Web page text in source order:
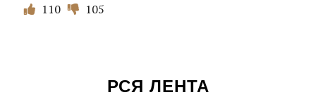
110 105
РСЯ ЛЕНТА